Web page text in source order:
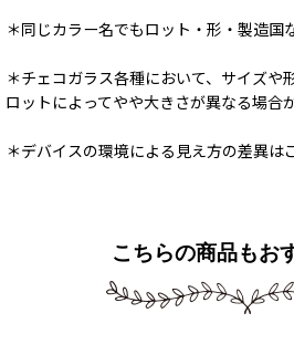
＊同じカラー名でもロット・形・製造国
＊チェコガラス各種において、サイズや
ロットによってやや大きさが異なる場合
＊デバイスの環境による見え方の差異は
こちらの商品もお